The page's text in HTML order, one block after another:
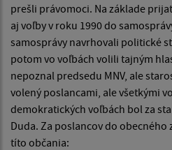
prešli právomoci. Na základe
aj voľby v roku 1990 do
samosprávy navrhovali politické
potom vo voľbách volili tajným
nepoznal predsedu MNV, ale
volený poslancami, ale všetkými
demokratických voľbách bol za
Duda. Za poslancov do
títo občania: